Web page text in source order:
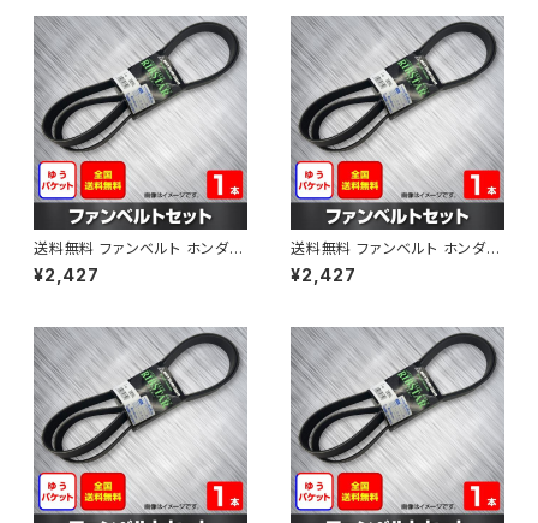
送料無料 ファンベルト ホンダ
ゼスト 型式JE1 H18.03～H24.
11 （国内トップメーカー） 1本 H
¥2,427
送料無料 ファンベルト ホンダ ラ
イフ 型式JB6 H15.09～H20.1
1 （国内トップメーカー） 1本 HA
¥2,427